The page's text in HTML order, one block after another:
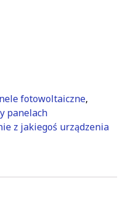
fotowoltaiczne,
panelach
z jakiegoś urządzenia